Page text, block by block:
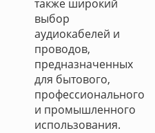
также широкий
выбор
аудиокабелей и
проводов,
предназначенных
для бытового,
профессионального
и промышленного
использования.